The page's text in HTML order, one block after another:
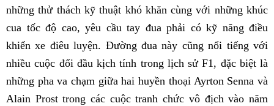
những thử thách kỹ thuật khó khăn cùng với những khúc
cua tốc độ cao, yêu cầu tay đua phải có kỹ năng điều
khiển xe điêu luyện. Đường đua này cũng nổi tiếng với
nhiều cuộc đối đầu kịch tính trong lịch sử F1, đặc biệt là
những pha va chạm giữa hai huyền thoại Ayrton Senna và
Alain Prost trong các cuộc tranh chức vô địch vào năm